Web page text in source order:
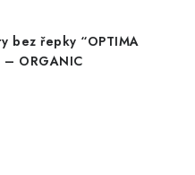
bez řepky “OPTIMA
– ORGANIC